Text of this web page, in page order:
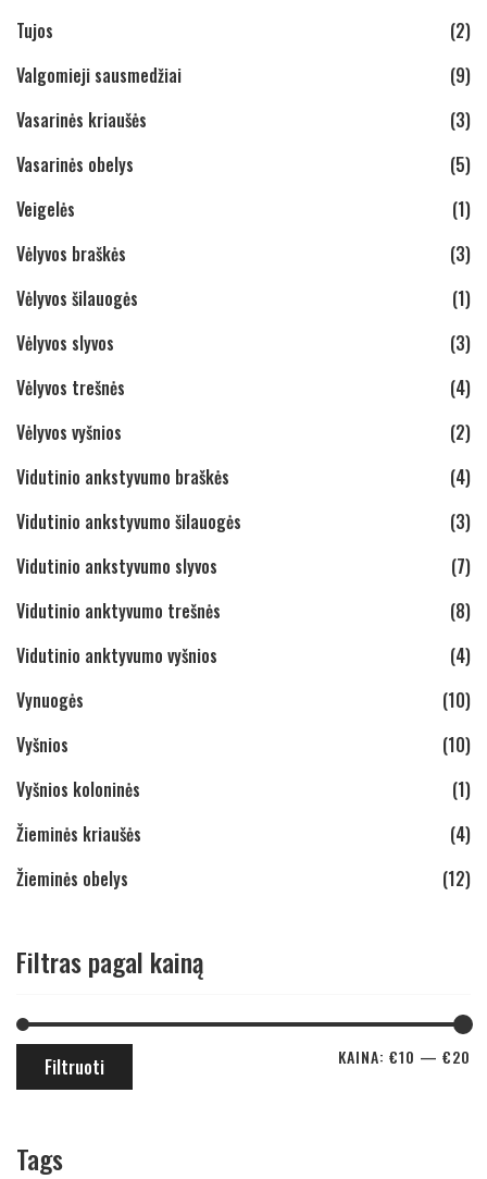
Tujos
(2)
Valgomieji sausmedžiai
(9)
Vasarinės kriaušės
(3)
Vasarinės obelys
(5)
Veigelės
(1)
Vėlyvos braškės
(3)
Vėlyvos šilauogės
(1)
Vėlyvos slyvos
(3)
Vėlyvos trešnės
(4)
Vėlyvos vyšnios
(2)
Vidutinio ankstyvumo braškės
(4)
Vidutinio ankstyvumo šilauogės
(3)
Vidutinio ankstyvumo slyvos
(7)
Vidutinio anktyvumo trešnės
(8)
Vidutinio anktyvumo vyšnios
(4)
Vynuogės
(10)
Vyšnios
(10)
Vyšnios koloninės
(1)
Žieminės kriaušės
(4)
Žieminės obelys
(12)
Filtras pagal kainą
Filtruoti KAINA: €10 — €20
Tags